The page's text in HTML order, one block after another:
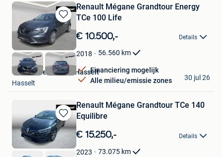
Bewaren
in
Mijn
Favorieten
Renault Mégane Grandtour Energy
TCe 100 Life
€ 10.500,- Details
2018 56.560 km
Financiering mogelijk
Alle milieu/emissie zones
Van Mossel Citroën Hasselt
Hasselt
30 jul 26
Bewaren
in
Mijn
Favorieten
Renault Mégane Grandtour TCe 140
Equilibre
€ 15.250,- Details
2023 73.075 km